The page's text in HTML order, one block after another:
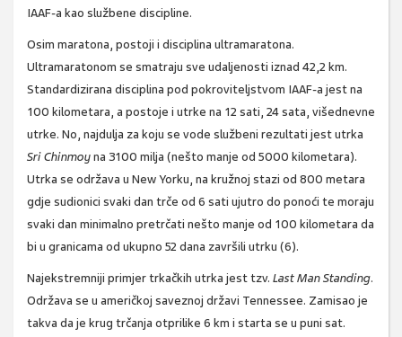
IAAF-a kao službene discipline.
Osim maratona, postoji i disciplina ultramaratona.
Ultramaratonom se smatraju sve udaljenosti iznad 42,2 km.
Standardizirana disciplina pod pokroviteljstvom IAAF-a jest na
100 kilometara, a postoje i utrke na 12 sati, 24 sata, višednevne
utrke. No, najdulja za koju se vode službeni rezultati jest utrka
Sri Chinmoyna 3100 milja (nešto manje od 5000 kilometara).
Utrka se održava u New Yorku, na kružnoj stazi od 800 metara
gdje sudionici svaki dan trče od 6 sati ujutro do ponoći te moraju
svaki dan minimalno pretrčati nešto manje od 100 kilometara da
bi u granicama od ukupno 52 dana završili utrku (6).
Najekstremniji primjer trkačkih utrka jest tzv. Last Man Standing.
Održava se u američkoj saveznoj državi Tennessee. Zamisao je
takva da je krug trčanja otprilike 6 km i starta se u puni sat.